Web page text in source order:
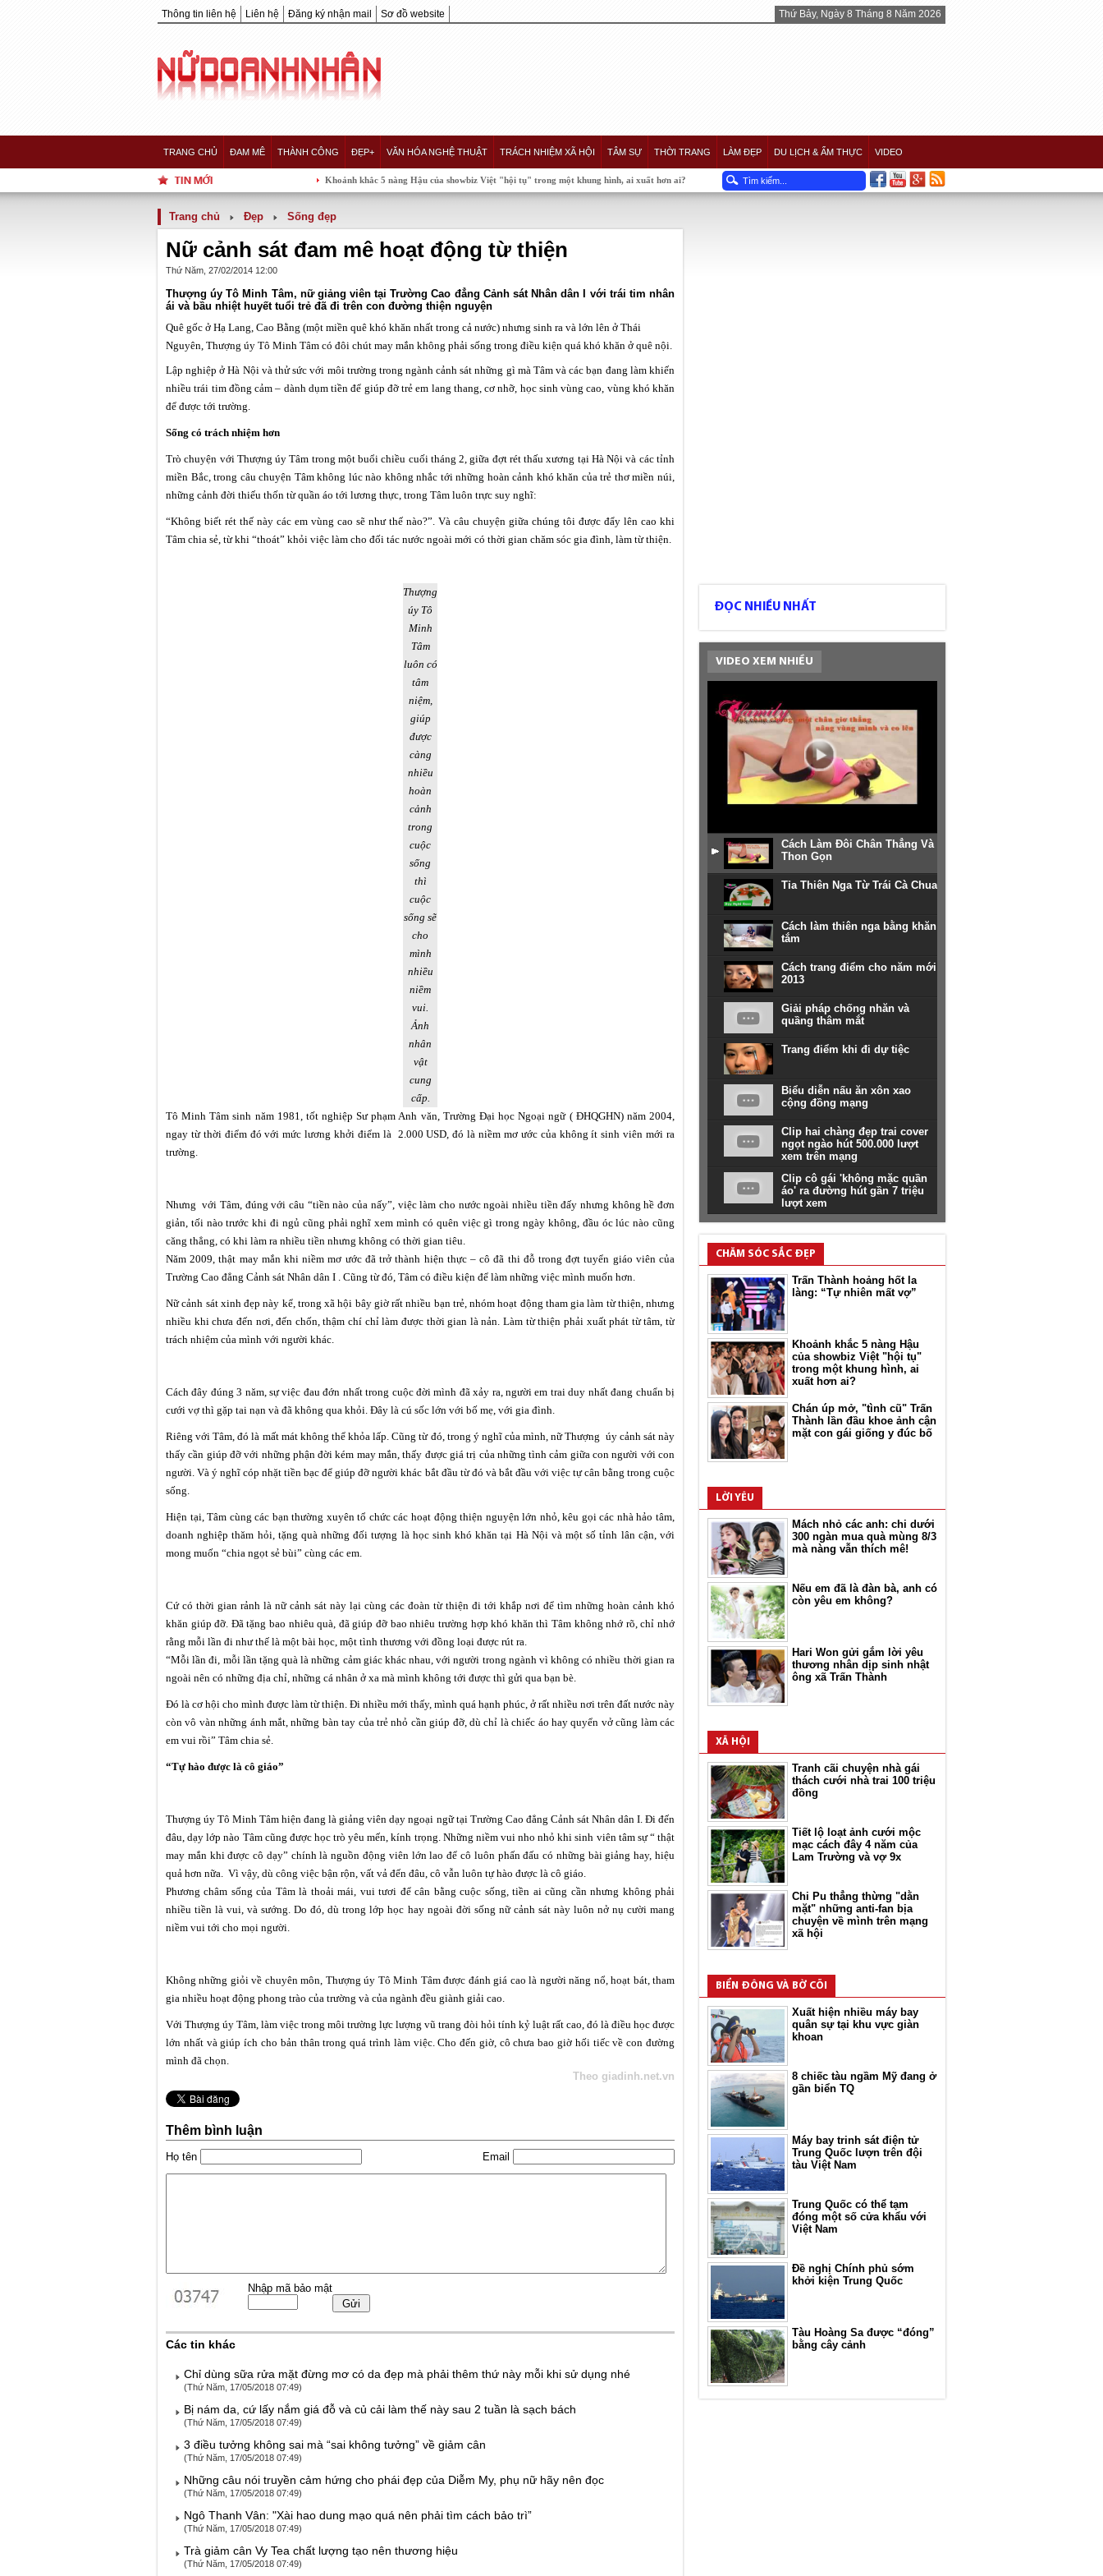
Thông tin liên hệ Liên hệ Đăng ký nhận mail Sơ đồ website Thứ Bảy, Ngày 8 Tháng 8 Năm 2026
TRANG CHỦ ĐAM MÊ THÀNH CÔNG ĐẸP+ VĂN HÓA NGHỆ THUẬT TRÁCH NHIỆM XÃ HỘI TÂM SỰ THỜI TRANG LÀM ĐẸP DU LỊCH & ẨM THỰC VIDEO
Khoảnh khắc 5 nàng Hậu của showbiz Việt "hội tụ" trong một khung hình, ai xuất hơn ai?
Trang chủ Đẹp Sống đẹp
Nữ cảnh sát đam mê hoạt động từ thiện
Thứ Năm, 27/02/2014 12:00
Thượng úy Tô Minh Tâm, nữ giảng viên tại Trường Cao đẳng Cảnh sát Nhân dân I với trái tim nhân
ái và bầu nhiệt huyết tuổi trẻ đã đi trên con đường thiện nguyện
Quê gốc ở Hạ Lang, Cao Bằng (một miền quê khó khăn nhất trong cả nước) nhưng sinh ra và lớn lên ở Thái
Nguyên, Thượng úy Tô Minh Tâm có đôi chút may mắn không phải sống trong điều kiện quá khó khăn ở quê nội.
Lập nghiệp ở Hà Nội và thử sức với môi trường trong ngành cảnh sát những gì mà Tâm và các bạn đang làm khiến
nhiều trái tim đồng cảm – dành dụm tiền để giúp đỡ trẻ em lang thang, cơ nhỡ, học sinh vùng cao, vùng khó khăn
để được tới trường.
Sống có trách nhiệm hơn
Trò chuyện với Thượng úy Tâm trong một buổi chiều cuối tháng 2, giữa đợt rét thấu xương tại Hà Nội và các tỉnh
miền Bắc, trong câu chuyện Tâm không lúc nào không nhắc tới những hoàn cảnh khó khăn của trẻ thơ miền núi,
những cảnh đời thiếu thốn từ quần áo tới lương thực, trong Tâm luôn trực suy nghĩ:
“Không biết rét thế này các em vùng cao sẽ như thế nào?”. Và câu chuyện giữa chúng tôi được đẩy lên cao khi
Tâm chia sẻ, từ khi “thoát” khỏi việc làm cho đối tác nước ngoài mới có thời gian chăm sóc gia đình, làm từ thiện.
Thượng
úy Tô
Minh
Tâm
luôn có
tâm
niệm,
giúp
được
càng
nhiều
hoàn
cảnh
trong
cuộc
sống
thì
cuộc
sống sẽ
cho
mình
nhiều
niềm
vui.
Ảnh
nhân
vật
cung
cấp.
Tô Minh Tâm sinh năm 1981, tốt nghiệp Sư phạm Anh văn, Trường Đại học Ngoại ngữ ( ĐHQGHN) năm 2004,
ngay từ thời điểm đó với mức lương khởi điểm là 2.000 USD, đó là niềm mơ ước của không ít sinh viên mới ra
trường.
Nhưng với Tâm, đúng với câu “tiền nào của nấy”, việc làm cho nước ngoài nhiều tiền đấy nhưng không hề đơn
giản, tối nào trước khi đi ngủ cũng phải nghĩ xem mình có quên việc gì trong ngày không, đầu óc lúc nào cũng
căng thẳng, có khi làm ra nhiều tiền nhưng không có thời gian tiêu.
Năm 2009, thật may mắn khi niềm mơ ước đã trở thành hiện thực – cô đã thi đỗ trong đợt tuyển giáo viên của
Trường Cao đẳng Cảnh sát Nhân dân I . Cũng từ đó, Tâm có điều kiện để làm những việc mình muốn hơn.
Nữ cảnh sát xinh đẹp này kể, trong xã hội bây giờ rất nhiều bạn trẻ, nhóm hoạt động tham gia làm từ thiện, nhưng
nhiều khi chưa đến nơi, đến chốn, thậm chí chỉ làm được thời gian là nản. Làm từ thiện phải xuất phát từ tâm, từ
trách nhiệm của mình với người khác.
Cách đây đúng 3 năm, sự việc đau đớn nhất trong cuộc đời mình đã xảy ra, người em trai duy nhất đang chuẩn bị
cưới vợ thì gặp tai nạn và đã không qua khỏi. Đây là cú sốc lớn với bố mẹ, với gia đình.
Riêng với Tâm, đó là mất mát không thể khỏa lấp. Cũng từ đó, trong ý nghĩ của mình, nữ Thượng úy cảnh sát này
thấy cần giúp đỡ với những phận đời kém may mắn, thấy được giá trị của những tình cảm giữa con người với con
người. Và ý nghĩ cóp nhặt tiền bạc để giúp đỡ người khác bắt đầu từ đó và bắt đầu với việc tự cân bằng trong cuộc
sống.
Hiện tại, Tâm cùng các bạn thường xuyên tổ chức các hoạt động thiện nguyện lớn nhỏ, kêu gọi các nhà hảo tâm,
doanh nghiệp thăm hỏi, tặng quà những đối tượng là học sinh khó khăn tại Hà Nội và một số tỉnh lân cận, với
mong muốn “chia ngọt sẻ bùi” cùng các em.
Cứ có thời gian rảnh là nữ cảnh sát này lại cùng các đoàn từ thiện đi tới khắp nơi để tìm những hoàn cảnh khó
khăn giúp đỡ. Đã tặng bao nhiêu quà, đã giúp đỡ bao nhiêu trường hợp khó khăn thì Tâm không nhớ rõ, chỉ nhớ
rằng mỗi lần đi như thế là một bài học, một tình thương với đồng loại được rút ra.
“Mỗi lần đi, mỗi lần tặng quà là những cảm giác khác nhau, với người trong ngành vì không có nhiều thời gian ra
ngoài nên có những địa chỉ, những cá nhân ở xa mà mình không tới được thì gửi qua bạn bè.
Đó là cơ hội cho mình được làm từ thiện. Đi nhiều mới thấy, mình quá hạnh phúc, ở rất nhiều nơi trên đất nước này
còn vô vàn những ánh mắt, những bàn tay của trẻ nhỏ cần giúp đỡ, dù chỉ là chiếc áo hay quyển vở cũng làm các
em vui rồi” Tâm chia sẻ.
“Tự hào được là cô giáo”
Thượng úy Tô Minh Tâm hiện đang là giảng viên dạy ngoại ngữ tại Trường Cao đẳng Cảnh sát Nhân dân I. Đi đến
đâu, dạy lớp nào Tâm cũng được học trò yêu mến, kính trọng. Những niềm vui nho nhỏ khi sinh viên tâm sự “ thật
may mắn khi được cô dạy” chính là nguồn động viên lớn lao để cô luôn phấn đấu có những bài giảng hay, hiệu
quả hơn nữa. Vì vậy, dù công việc bận rộn, vất vả đến đâu, cô vẫn luôn tự hào được là cô giáo.
Phương châm sống của Tâm là thoải mái, vui tươi để cân bằng cuộc sống, tiền ai cũng cần nhưng không phải
nhiều tiền là vui, và sướng. Do đó, dù trong lớp học hay ngoài đời sống nữ cảnh sát này luôn nở nụ cười mang
niềm vui tới cho mọi người.
Không những giỏi về chuyên môn, Thượng úy Tô Minh Tâm được đánh giá cao là người năng nổ, hoạt bát, tham
gia nhiều hoạt động phong trào của trường và của ngành đều giành giải cao.
Với Thượng úy Tâm, làm việc trong môi trường lực lượng vũ trang đòi hỏi tính kỷ luật rất cao, đó là điều học được
lớn nhất và giúp ích cho bản thân trong quá trình làm việc. Cho đến giờ, cô chưa bao giờ hối tiếc về con đường
mình đã chọn.
Theo giadinh.net.vn
Thêm bình luận
Họ tên Email
Nhập mã bảo mật
Các tin khác
Chỉ dùng sữa rửa mặt đừng mơ có da đẹp mà phải thêm thứ này mỗi khi sử dụng nhé
(Thứ Năm, 17/05/2018 07:49)
Bị nám da, cứ lấy nắm giá đỗ và củ cải làm thế này sau 2 tuần là sạch bách
(Thứ Năm, 17/05/2018 07:49)
3 điều tưởng không sai mà “sai không tưởng” về giảm cân
(Thứ Năm, 17/05/2018 07:49)
Những câu nói truyền cảm hứng cho phái đẹp của Diễm My, phụ nữ hãy nên đọc
(Thứ Năm, 17/05/2018 07:49)
Ngô Thanh Vân: "Xài hao dung mạo quá nên phải tìm cách bảo trì”
(Thứ Năm, 17/05/2018 07:49)
Trà giảm cân Vy Tea chất lượng tạo nên thương hiệu
(Thứ Năm, 17/05/2018 07:49)
ĐỌC NHIỀU NHẤT
VIDEO XEM NHIỀU
Cách Làm Đôi Chân Thẳng Và
Thon Gọn
Tỉa Thiên Nga Từ Trái Cà Chua
Cách làm thiên nga bằng khăn
tắm
Cách trang điểm cho năm mới
2013
Giải pháp chống nhăn và
quầng thâm mắt
Trang điểm khi đi dự tiệc
Biểu diễn nấu ăn xôn xao
cộng đồng mạng
Clip hai chàng đẹp trai cover
ngọt ngào hút 500.000 lượt
xem trên mạng
Clip cô gái 'không mặc quần
áo' ra đường hút gần 7 triệu
lượt xem
CHĂM SÓC SẮC ĐẸP
Trấn Thành hoảng hốt la
làng: “Tự nhiên mất vợ”
Khoảnh khắc 5 nàng Hậu
của showbiz Việt "hội tụ"
trong một khung hình, ai
xuất hơn ai?
Chán úp mở, "tình cũ" Trấn
Thành lần đầu khoe ảnh cận
mặt con gái giống y đúc bố
LỜI YÊU
Mách nhỏ các anh: chi dưới
300 ngàn mua quà mùng 8/3
mà nàng vẫn thích mê!
Nếu em đã là đàn bà, anh có
còn yêu em không?
Hari Won gửi gắm lời yêu
thương nhân dịp sinh nhật
ông xã Trấn Thành
XÃ HỘI
Tranh cãi chuyện nhà gái
thách cưới nhà trai 100 triệu
đồng
Tiết lộ loạt ảnh cưới mộc
mạc cách đây 4 năm của
Lam Trường và vợ 9x
Chi Pu thẳng thừng "dằn
mặt" những anti-fan bịa
chuyện về mình trên mạng
xã hội
BIỂN ĐÔNG VÀ BỜ CÕI
Xuất hiện nhiều máy bay
quân sự tại khu vực giàn
khoan
8 chiếc tàu ngầm Mỹ đang ở
gần biển TQ
Máy bay trinh sát điện tử
Trung Quốc lượn trên đội
tàu Việt Nam
Trung Quốc có thể tạm
đóng một số cửa khẩu với
Việt Nam
Đề nghị Chính phủ sớm
khởi kiện Trung Quốc
Tàu Hoàng Sa được “đóng”
bằng cây cảnh